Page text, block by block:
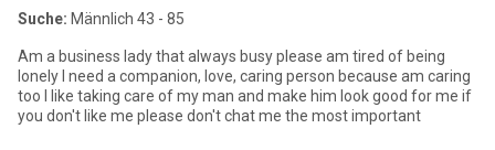
Suche: Männlich 43 - 85
Am a business lady that always busy please am tired of being
lonely I need a companion, love, caring person because am caring
too I like taking care of my man and make him look good for me if
you don't like me please don't chat me the most important